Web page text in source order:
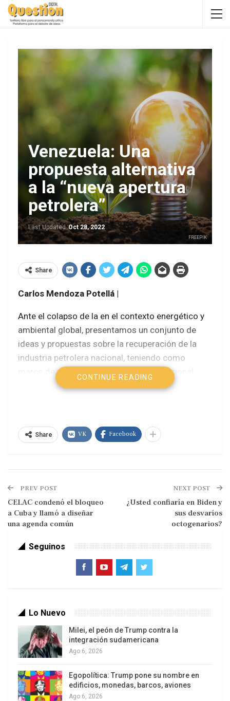
Venezuela: Una
propuesta alternativa
a la “nueva apertura
petrolera”
Last UpdatedOct 28, 2022
FREEPIK
Share
Carlos Mendoza Potellá |
Ante el colapso de la en el contexto energético y
ambiental global, presentamos un conjunto de
ideas y propuestas sobre la recuperación de la
industria petrolera nacional, teniendo como
marco de referencia el contexto internacional
geopolítico, la crisis multidimensional que afecta
Al hacerlo, pretendemos demostrar que el país, en
posicionar como única opción para superar la
crisis.
La humanidad vive hoy un momento crítico en el
cual está en juego su propia supervivencia como
Nación es abatida por una acumulación de
conflictos externos e internos.
Ubicada en un ámbito geopolítico en el que
“patio trasero” o socio subordinado de uno de los
poderes mundiales, Venezuela enfrenta desde
CONTINUE READING
Share VK Facebook
PREV POST
CELAC condenó el bloqueo
a Cuba y llamó a diseñar
una agenda común
NEXT POST
¿Usted confiaría en Biden y
sus desvaríos
octogenarios?
Seguinos
Lo Nuevo
Milei, el peón de Trump contra la
integración sudamericana
Ago 6, 2026
Egopolítica: Trump pone su nombre en
edificios, monedas, barcos, aviones
Ago 6, 2026